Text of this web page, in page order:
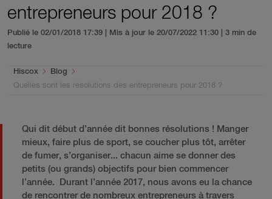
entrepreneurs pour 2018 ?
Publié le 02/01/2018 17:39 | Mis à jour le 20/07/2022 11:30
| 3 min de
lecture
You are here:
Hiscox
Blog
Quelles sont les résolutions des entrepreneurs pour 2018 ?
Qui dit début d’année dit bonnes résolutions ! Manger
mieux, faire plus de sport, se coucher plus tôt, arrêter
de fumer, s’organiser... chacun aime se donner des
petits (ou grands) objectifs pour bien commencer
l’année. Durant l’année 2017, nous avons eu la chance
de rencontrer de nombreux entrepreneurs à travers